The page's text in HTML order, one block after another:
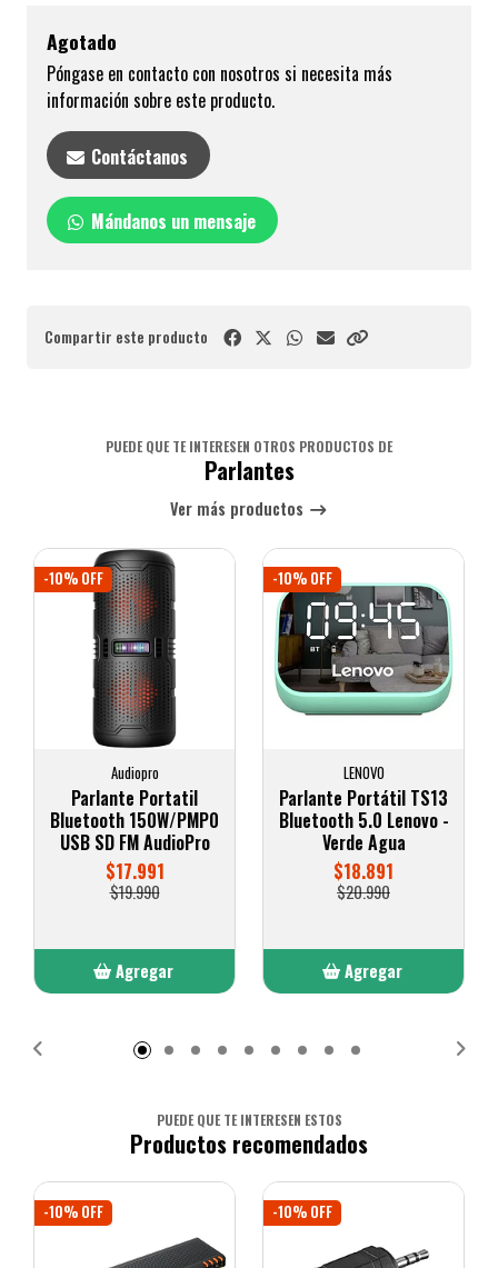
Agotado
Póngase en contacto con nosotros si necesita más
información sobre este producto.
Contáctanos
Mándanos un mensaje
Compartir este producto
PUEDE QUE TE INTERESEN OTROS PRODUCTOS DE
Parlantes
Ver más productos
-10% OFF
Audiopro
Parlante Portatil
Bluetooth 150W/PMP0
USB SD FM AudioPro
$17.991
$19.990
Agregar
-10% OFF
LENOVO
Parlante Portátil TS13
Bluetooth 5.0 Lenovo -
Verde Agua
$18.891
$20.990
Agregar
PUEDE QUE TE INTERESEN ESTOS
Productos recomendados
-10% OFF -10% OFF